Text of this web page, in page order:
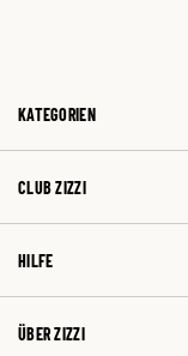
KATEGORIEN
CLUB ZIZZI
HILFE
ÜBER ZIZZI